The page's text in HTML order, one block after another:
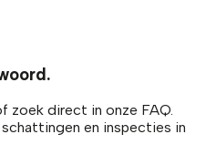
zoek direct in onze FAQ.
en inspecties in